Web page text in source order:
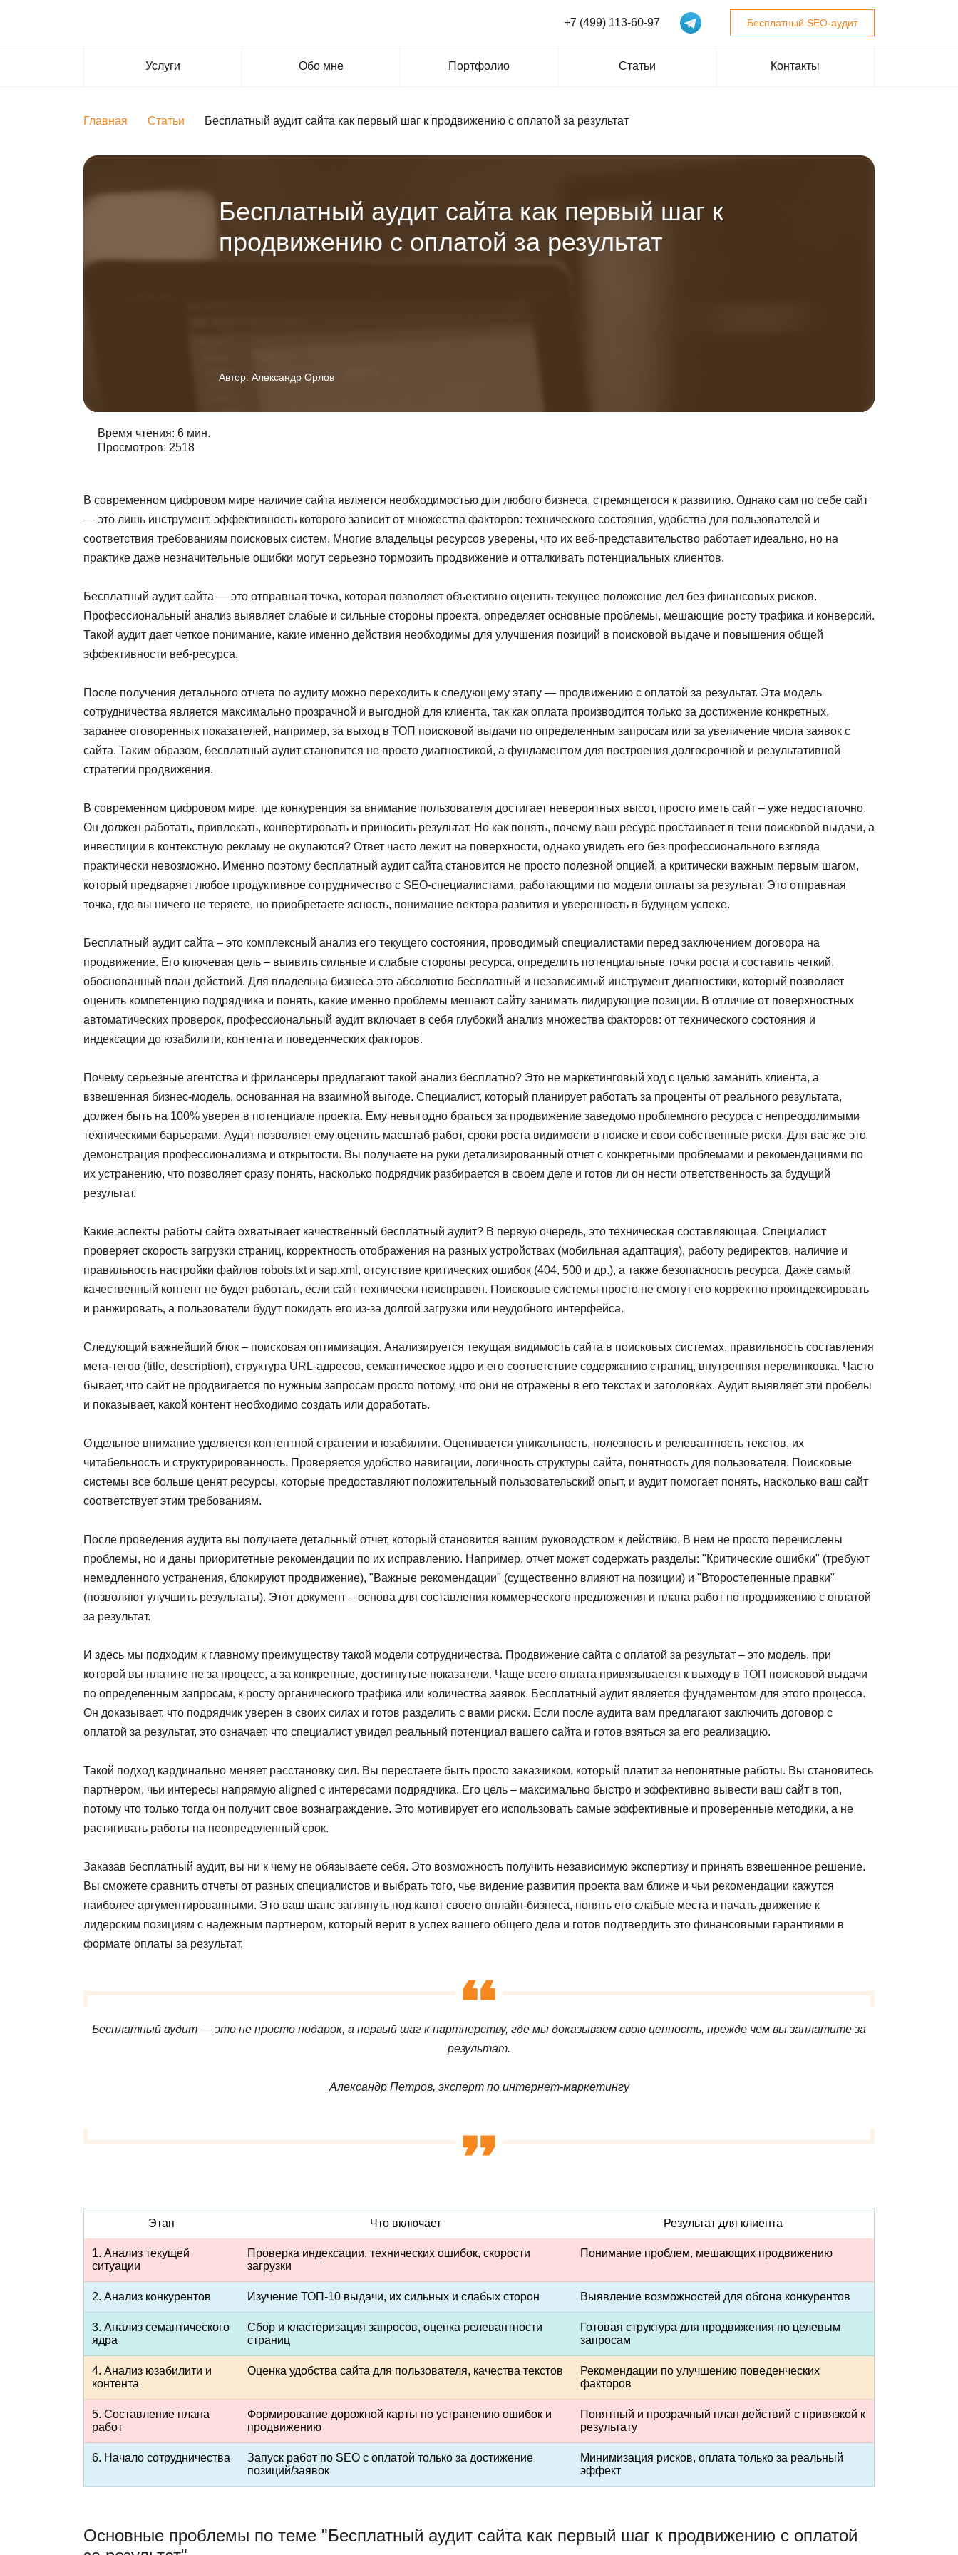
+7 (499) 113-60-97 Бесплатный SEO-аудит
Услуги Обо мне Портфолио Статьи Контакты
Главная Статьи Бесплатный аудит сайта как первый шаг к продвижению с оплатой за результат
Бесплатный аудит сайта как первый шаг к
продвижению с оплатой за результат
Автор: Александр Орлов
Время чтения: 6 мин.
Просмотров: 2518
В современном цифровом мире наличие сайта является необходимостью для любого бизнеса, стремящегося к развитию. Однако сам по себе сайт
— это лишь инструмент, эффективность которого зависит от множества факторов: технического состояния, удобства для пользователей и
соответствия требованиям поисковых систем. Многие владельцы ресурсов уверены, что их веб-представительство работает идеально, но на
практике даже незначительные ошибки могут серьезно тормозить продвижение и отталкивать потенциальных клиентов.
Бесплатный аудит сайта — это отправная точка, которая позволяет объективно оценить текущее положение дел без финансовых рисков.
Профессиональный анализ выявляет слабые и сильные стороны проекта, определяет основные проблемы, мешающие росту трафика и конверсий.
Такой аудит дает четкое понимание, какие именно действия необходимы для улучшения позиций в поисковой выдаче и повышения общей
эффективности веб-ресурса.
После получения детального отчета по аудиту можно переходить к следующему этапу — продвижению с оплатой за результат. Эта модель
сотрудничества является максимально прозрачной и выгодной для клиента, так как оплата производится только за достижение конкретных,
заранее оговоренных показателей, например, за выход в ТОП поисковой выдачи по определенным запросам или за увеличение числа заявок с
сайта. Таким образом, бесплатный аудит становится не просто диагностикой, а фундаментом для построения долгосрочной и результативной
стратегии продвижения.
В современном цифровом мире, где конкуренция за внимание пользователя достигает невероятных высот, просто иметь сайт – уже недостаточно.
Он должен работать, привлекать, конвертировать и приносить результат. Но как понять, почему ваш ресурс простаивает в тени поисковой выдачи, а
инвестиции в контекстную рекламу не окупаются? Ответ часто лежит на поверхности, однако увидеть его без профессионального взгляда
практически невозможно. Именно поэтому бесплатный аудит сайта становится не просто полезной опцией, а критически важным первым шагом,
который предваряет любое продуктивное сотрудничество с SEO-специалистами, работающими по модели оплаты за результат. Это отправная
точка, где вы ничего не теряете, но приобретаете ясность, понимание вектора развития и уверенность в будущем успехе.
Бесплатный аудит сайта – это комплексный анализ его текущего состояния, проводимый специалистами перед заключением договора на
продвижение. Его ключевая цель – выявить сильные и слабые стороны ресурса, определить потенциальные точки роста и составить четкий,
обоснованный план действий. Для владельца бизнеса это абсолютно бесплатный и независимый инструмент диагностики, который позволяет
оценить компетенцию подрядчика и понять, какие именно проблемы мешают сайту занимать лидирующие позиции. В отличие от поверхностных
автоматических проверок, профессиональный аудит включает в себя глубокий анализ множества факторов: от технического состояния и
индексации до юзабилити, контента и поведенческих факторов.
Почему серьезные агентства и фрилансеры предлагают такой анализ бесплатно? Это не маркетинговый ход с целью заманить клиента, а
взвешенная бизнес-модель, основанная на взаимной выгоде. Специалист, который планирует работать за проценты от реального результата,
должен быть на 100% уверен в потенциале проекта. Ему невыгодно браться за продвижение заведомо проблемного ресурса с непреодолимыми
техническими барьерами. Аудит позволяет ему оценить масштаб работ, сроки роста видимости в поиске и свои собственные риски. Для вас же это
демонстрация профессионализма и открытости. Вы получаете на руки детализированный отчет с конкретными проблемами и рекомендациями по
их устранению, что позволяет сразу понять, насколько подрядчик разбирается в своем деле и готов ли он нести ответственность за будущий
результат.
Какие аспекты работы сайта охватывает качественный бесплатный аудит? В первую очередь, это техническая составляющая. Специалист
проверяет скорость загрузки страниц, корректность отображения на разных устройствах (мобильная адаптация), работу редиректов, наличие и
правильность настройки файлов robots.txt и sap.xml, отсутствие критических ошибок (404, 500 и др.), а также безопасность ресурса. Даже самый
качественный контент не будет работать, если сайт технически неисправен. Поисковые системы просто не смогут его корректно проиндексировать
и ранжировать, а пользователи будут покидать его из-за долгой загрузки или неудобного интерфейса.
Следующий важнейший блок – поисковая оптимизация. Анализируется текущая видимость сайта в поисковых системах, правильность составления
мета-тегов (title, description), структура URL-адресов, семантическое ядро и его соответствие содержанию страниц, внутренняя перелинковка. Часто
бывает, что сайт не продвигается по нужным запросам просто потому, что они не отражены в его текстах и заголовках. Аудит выявляет эти пробелы
и показывает, какой контент необходимо создать или доработать.
Отдельное внимание уделяется контентной стратегии и юзабилити. Оценивается уникальность, полезность и релевантность текстов, их
читабельность и структурированность. Проверяется удобство навигации, логичность структуры сайта, понятность для пользователя. Поисковые
системы все больше ценят ресурсы, которые предоставляют положительный пользовательский опыт, и аудит помогает понять, насколько ваш сайт
соответствует этим требованиям.
После проведения аудита вы получаете детальный отчет, который становится вашим руководством к действию. В нем не просто перечислены
проблемы, но и даны приоритетные рекомендации по их исправлению. Например, отчет может содержать разделы: "Критические ошибки" (требуют
немедленного устранения, блокируют продвижение), "Важные рекомендации" (существенно влияют на позиции) и "Второстепенные правки"
(позволяют улучшить результаты). Этот документ – основа для составления коммерческого предложения и плана работ по продвижению с оплатой
за результат.
И здесь мы подходим к главному преимуществу такой модели сотрудничества. Продвижение сайта с оплатой за результат – это модель, при
которой вы платите не за процесс, а за конкретные, достигнутые показатели. Чаще всего оплата привязывается к выходу в ТОП поисковой выдачи
по определенным запросам, к росту органического трафика или количества заявок. Бесплатный аудит является фундаментом для этого процесса.
Он доказывает, что подрядчик уверен в своих силах и готов разделить с вами риски. Если после аудита вам предлагают заключить договор с
оплатой за результат, это означает, что специалист увидел реальный потенциал вашего сайта и готов взяться за его реализацию.
Такой подход кардинально меняет расстановку сил. Вы перестаете быть просто заказчиком, который платит за непонятные работы. Вы становитесь
партнером, чьи интересы напрямую aligned с интересами подрядчика. Его цель – максимально быстро и эффективно вывести ваш сайт в топ,
потому что только тогда он получит свое вознаграждение. Это мотивирует его использовать самые эффективные и проверенные методики, а не
растягивать работы на неопределенный срок.
Заказав бесплатный аудит, вы ни к чему не обязываете себя. Это возможность получить независимую экспертизу и принять взвешенное решение.
Вы сможете сравнить отчеты от разных специалистов и выбрать того, чье видение развития проекта вам ближе и чьи рекомендации кажутся
наиболее аргументированными. Это ваш шанс заглянуть под капот своего онлайн-бизнеса, понять его слабые места и начать движение к
лидерским позициям с надежным партнером, который верит в успех вашего общего дела и готов подтвердить это финансовыми гарантиями в
формате оплаты за результат.
Бесплатный аудит — это не просто подарок, а первый шаг к партнерству, где мы доказываем свою ценность, прежде чем вы заплатите за
результат.
Александр Петров, эксперт по интернет-маркетингу
Этап Что включает Результат для клиента
1. Анализ текущей
ситуации
Проверка индексации, технических ошибок, скорости
загрузки
Понимание проблем, мешающих продвижению
2. Анализ конкурентов Изучение ТОП-10 выдачи, их сильных и слабых сторон Выявление возможностей для обгона конкурентов
3. Анализ семантического
ядра
Сбор и кластеризация запросов, оценка релевантности
страниц
Готовая структура для продвижения по целевым
запросам
4. Анализ юзабилити и
контента
Оценка удобства сайта для пользователя, качества текстов
Рекомендации по улучшению поведенческих
факторов
5. Составление плана
работ
Формирование дорожной карты по устранению ошибок и
продвижению
Понятный и прозрачный план действий с привязкой к
результату
6. Начало сотрудничества
Запуск работ по SEO с оплатой только за достижение
позиций/заявок
Минимизация рисков, оплата только за реальный
эффект
Основные проблемы по теме "Бесплатный аудит сайта как первый шаг к продвижению с оплатой